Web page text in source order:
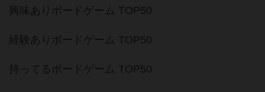
興味ありボードゲーム TOP50
経験ありボードゲーム TOP50
持ってるボードゲーム TOP50